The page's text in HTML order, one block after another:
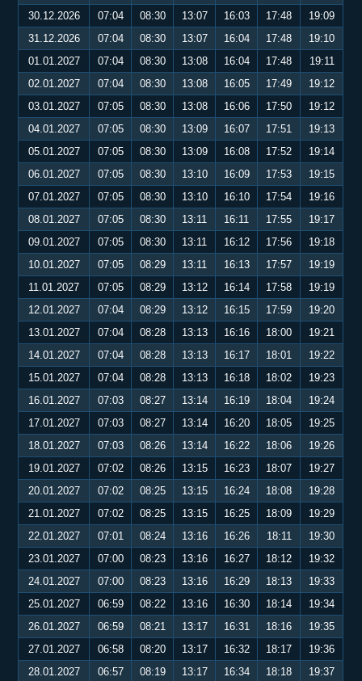
30.12.2026
07:04 08:30 13:07 16:03 17:48
19:09
31.12.2026
07:04 08:30 13:07 16:04 17:48
19:10
01.01.2027
07:04 08:30 13:08 16:04 17:48
19:11
02.01.2027
07:04 08:30 13:08 16:05 17:49
19:12
03.01.2027
07:05 08:30 13:08 16:06 17:50
19:12
04.01.2027
07:05 08:30 13:09 16:07 17:51
19:13
05.01.2027
07:05 08:30 13:09 16:08 17:52
19:14
06.01.2027
07:05 08:30 13:10 16:09 17:53
19:15
07.01.2027
07:05 08:30 13:10 16:10 17:54
19:16
08.01.2027
07:05 08:30 13:11 16:11 17:55
19:17
09.01.2027
07:05 08:30 13:11 16:12 17:56
19:18
10.01.2027
07:05 08:29 13:11 16:13 17:57
19:19
11.01.2027
07:05 08:29 13:12 16:14 17:58
19:19
12.01.2027
07:04 08:29 13:12 16:15 17:59
19:20
13.01.2027
07:04 08:28 13:13 16:16 18:00
19:21
14.01.2027
07:04 08:28 13:13 16:17 18:01
19:22
15.01.2027
07:04 08:28 13:13 16:18 18:02
19:23
16.01.2027
07:03 08:27 13:14 16:19 18:04
19:24
17.01.2027
07:03 08:27 13:14 16:20 18:05
19:25
18.01.2027
07:03 08:26 13:14 16:22 18:06
19:26
19.01.2027
07:02 08:26 13:15 16:23 18:07
19:27
20.01.2027
07:02 08:25 13:15 16:24 18:08
19:28
21.01.2027
07:02 08:25 13:15 16:25 18:09
19:29
22.01.2027
07:01 08:24 13:16 16:26 18:11
19:30
23.01.2027
07:00 08:23 13:16 16:27 18:12
19:32
24.01.2027
07:00 08:23 13:16 16:29 18:13
19:33
25.01.2027
06:59 08:22 13:16 16:30 18:14
19:34
26.01.2027
06:59 08:21 13:17 16:31 18:16
19:35
27.01.2027
06:58 08:20 13:17 16:32 18:17
19:36
28.01.2027
06:57 08:19 13:17 16:34 18:18
19:37